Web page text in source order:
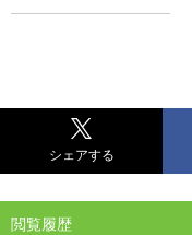
シェアする
閲覧履歴